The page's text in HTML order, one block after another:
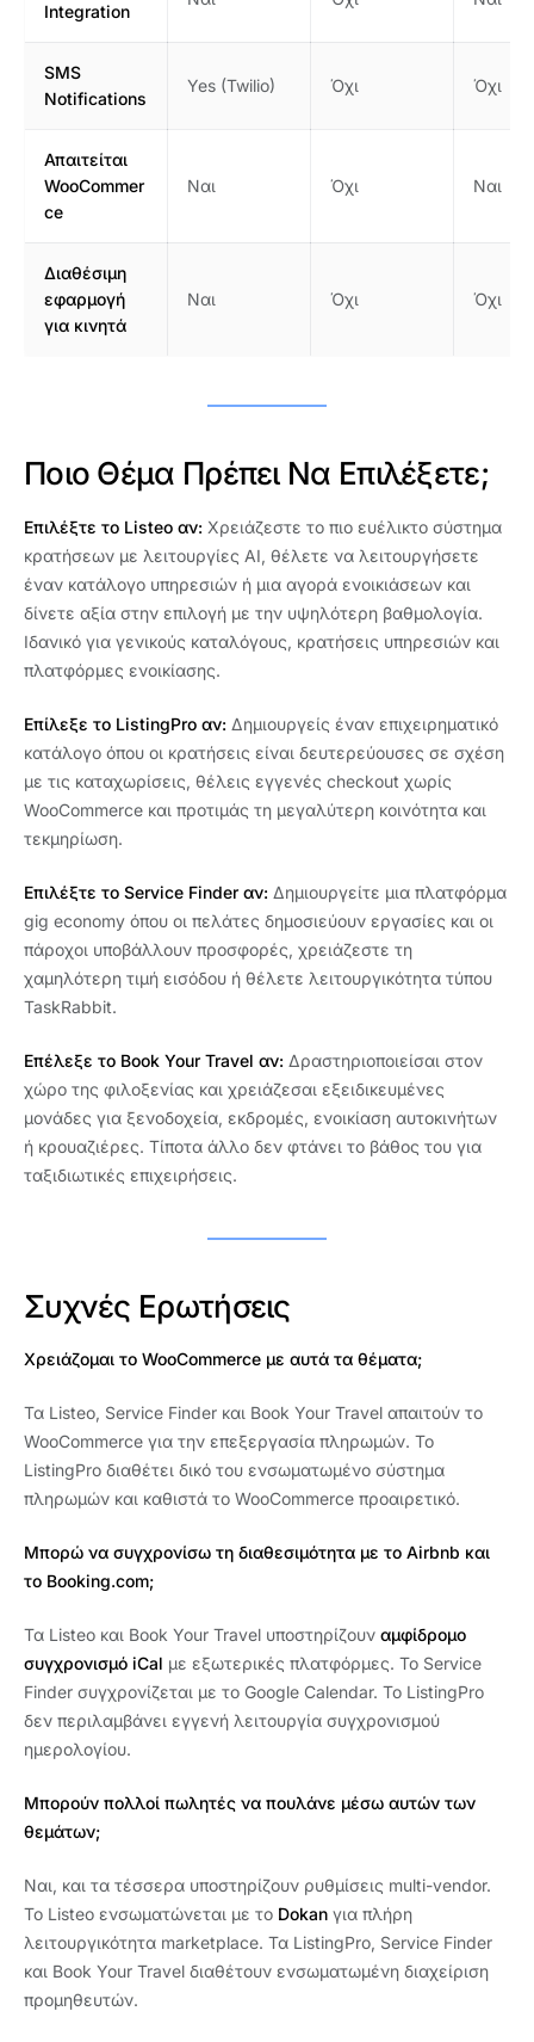
Integration
SMS
Notifications
Yes (Twilio) Όχι Όχι
Απαιτείται
WooCommer
ce
Ναι Όχι Ναι
Διαθέσιμη
εφαρμογή
για κινητά
Ναι Όχι Όχι
Ποιο Θέμα Πρέπει Να Επιλέξετε;
Επιλέξτε το Listeo αν: Χρειάζεστε το πιο ευέλικτο σύστημα
κρατήσεων με λειτουργίες AI, θέλετε να λειτουργήσετε
έναν κατάλογο υπηρεσιών ή μια αγορά ενοικιάσεων και
δίνετε αξία στην επιλογή με την υψηλότερη βαθμολογία.
Ιδανικό για γενικούς καταλόγους, κρατήσεις υπηρεσιών και
πλατφόρμες ενοικίασης.
Επίλεξε το ListingPro αν: Δημιουργείς έναν επιχειρηματικό
κατάλογο όπου οι κρατήσεις είναι δευτερεύουσες σε σχέση
με τις καταχωρίσεις, θέλεις εγγενές checkout χωρίς
WooCommerce και προτιμάς τη μεγαλύτερη κοινότητα και
τεκμηρίωση.
Επιλέξτε το Service Finder αν: Δημιουργείτε μια πλατφόρμα
gig economy όπου οι πελάτες δημοσιεύουν εργασίες και οι
πάροχοι υποβάλλουν προσφορές, χρειάζεστε τη
χαμηλότερη τιμή εισόδου ή θέλετε λειτουργικότητα τύπου
TaskRabbit.
Επέλεξε το Book Your Travel αν: Δραστηριοποιείσαι στον
χώρο της φιλοξενίας και χρειάζεσαι εξειδικευμένες
μονάδες για ξενοδοχεία, εκδρομές, ενοικίαση αυτοκινήτων
ή κρουαζιέρες. Τίποτα άλλο δεν φτάνει το βάθος του για
ταξιδιωτικές επιχειρήσεις.
Συχνές Ερωτήσεις
Χρειάζομαι το WooCommerce με αυτά τα θέματα;
Τα Listeo, Service Finder και Book Your Travel απαιτούν το
WooCommerce για την επεξεργασία πληρωμών. Το
ListingPro διαθέτει δικό του ενσωματωμένο σύστημα
πληρωμών και καθιστά το WooCommerce προαιρετικό.
Μπορώ να συγχρονίσω τη διαθεσιμότητα με το Airbnb και
το Booking.com;
Τα Listeo και Book Your Travel υποστηρίζουν αμφίδρομο
συγχρονισμό iCal με εξωτερικές πλατφόρμες. Το Service
Finder συγχρονίζεται με το Google Calendar. Το ListingPro
δεν περιλαμβάνει εγγενή λειτουργία συγχρονισμού
ημερολογίου.
Μπορούν πολλοί πωλητές να πουλάνε μέσω αυτών των
θεμάτων;
Ναι, και τα τέσσερα υποστηρίζουν ρυθμίσεις multi-vendor.
Το Listeo ενσωματώνεται με το Dokan για πλήρη
λειτουργικότητα marketplace. Τα ListingPro, Service Finder
και Book Your Travel διαθέτουν ενσωματωμένη διαχείριση
προμηθευτών.